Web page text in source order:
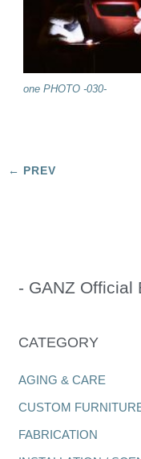
one PHOTO -030-
- GANZ Official
CATEGORY
AGING & CARE
CUSTOM
FABRICATION